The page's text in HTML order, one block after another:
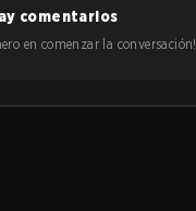
comentarios
en comenzar la conversación!